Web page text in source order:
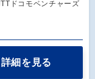
ドコモベンチャーズ
詳細を見る